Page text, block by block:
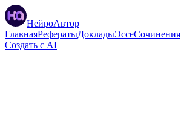
НейроАвтор
ГлавнаяРефератыДокладыЭссеСочинения
Создать с AI